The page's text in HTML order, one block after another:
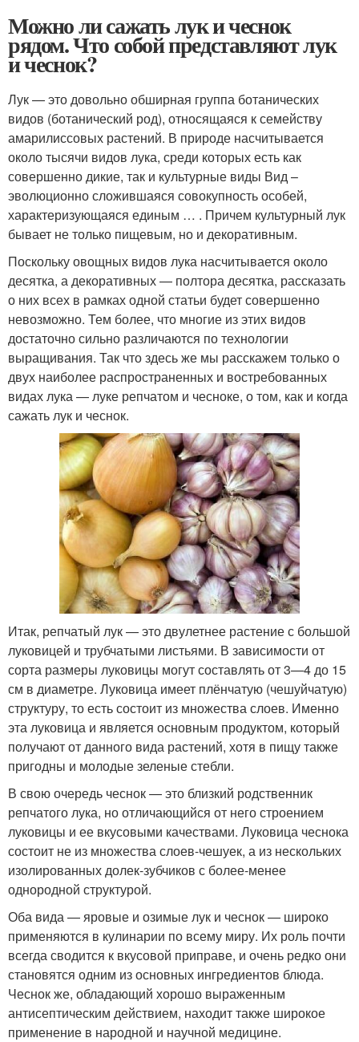
Можно ли сажать лук и чеснок
рядом. Что собой представляют лук
и чеснок?
Лук — это довольно обширная группа ботанических
видов (ботанический род), относящаяся к семейству
амарилиссовых растений. В природе насчитывается
около тысячи видов лука, среди которых есть как
совершенно дикие, так и культурные виды Вид –
эволюционно сложившаяся совокупность особей,
характеризующаяся единым … . Причем культурный лук
бывает не только пищевым, но и декоративным.
Поскольку овощных видов лука насчитывается около
десятка, а декоративных — полтора десятка, рассказать
о них всех в рамках одной статьи будет совершенно
невозможно. Тем более, что многие из этих видов
достаточно сильно различаются по технологии
выращивания. Так что здесь же мы расскажем только о
двух наиболее распространенных и востребованных
видах лука — луке репчатом и чесноке, о том, как и когда
сажать лук и чеснок.
Итак, репчатый лук — это двулетнее растение с большой
луковицей и трубчатыми листьями. В зависимости от
сорта размеры луковицы могут составлять от 3—4 до 15
см в диаметре. Луковица имеет плёнчатую (чешуйчатую)
структуру, то есть состоит из множества слоев. Именно
эта луковица и является основным продуктом, который
получают от данного вида растений, хотя в пищу также
пригодны и молодые зеленые стебли.
В свою очередь чеснок — это близкий родственник
репчатого лука, но отличающийся от него строением
луковицы и ее вкусовыми качествами. Луковица чеснока
состоит не из множества слоев-чешуек, а из нескольких
изолированных долек-зубчиков с более-менее
однородной структурой.
Оба вида — яровые и озимые лук и чеснок — широко
применяются в кулинарии по всему миру. Их роль почти
всегда сводится к вкусовой приправе, и очень редко они
становятся одним из основных ингредиентов блюда.
Чеснок же, обладающий хорошо выраженным
антисептическим действием, находит также широкое
применение в народной и научной медицине.